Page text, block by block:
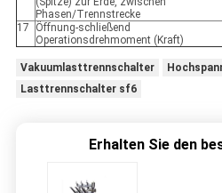
Phasen/Trennstrecke
17
Öffnung-schließend
Operationsdrehmoment (Kraft)
Vakuumlasttrennschalter
Lasttrennschalter sf6
Erhalten Sie den